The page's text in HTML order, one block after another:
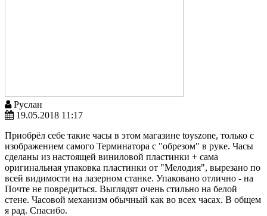
Руслан
19.05.2018 11:17
Приобрёл себе такие часы в этом магазине toyszone, только с
изображением самого Терминатора с "обрезом" в руке. Часы
сделаны из настоящей виниловой пластинки + сама
оригинальная упаковка пластинки от "Мелодия", вырезано по
всей видимости на лазерном станке. Упаковано отлично - на
Почте не повредиться. Выглядят очень стильно на белой
стене. Часовой механизм обычный как во всех часах. В общем
я рад. Спасибо.